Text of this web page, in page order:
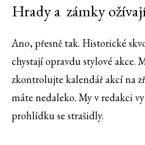
Hrady a zámky
Ano, přesně tak. Historické
chystají opravdu stylové akce.
zkontrolujte kalendář akcí na
máte nedaleko. My v redakci
prohlídku se strašidly.